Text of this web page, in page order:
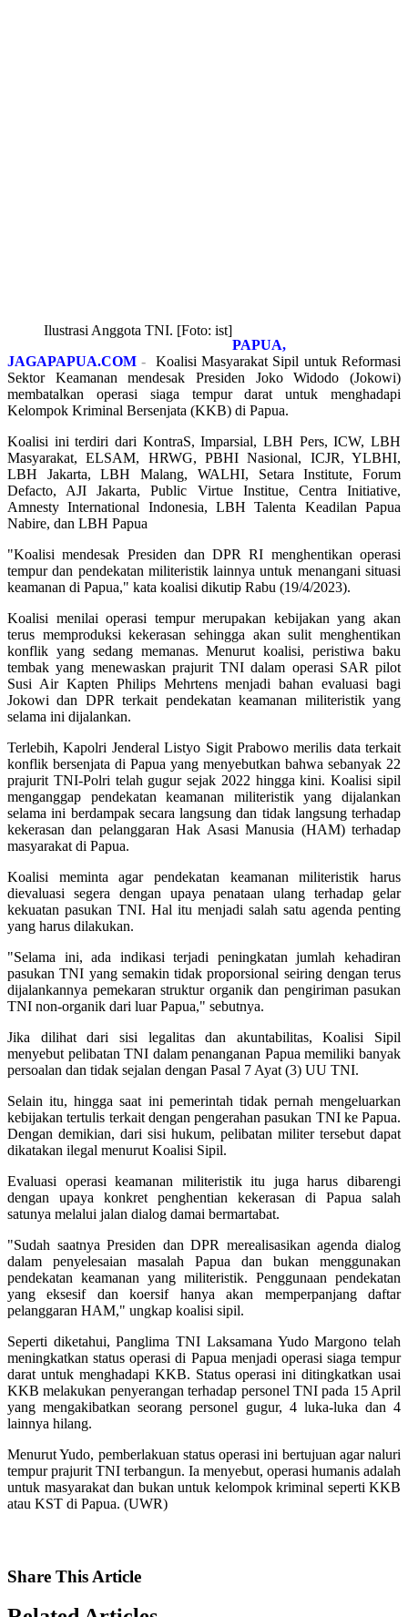
Ilustrasi Anggota TNI. [Foto: ist]
PAPUA,
JAGAPAPUA.COM -
Koalisi Masyarakat Sipil untuk Reformasi
Sektor Keamanan mendesak Presiden Joko Widodo (Jokowi)
membatalkan operasi siaga tempur darat untuk menghadapi
Kelompok Kriminal Bersenjata (KKB) di Papua.
Koalisi ini terdiri dari KontraS, Imparsial, LBH Pers, ICW, LBH
Masyarakat, ELSAM, HRWG, PBHI Nasional, ICJR, YLBHI,
LBH Jakarta, LBH Malang, WALHI, Setara Institute, Forum
Defacto, AJI Jakarta, Public Virtue Institue, Centra Initiative,
Amnesty International Indonesia, LBH Talenta Keadilan Papua
Nabire, dan LBH Papua
"Koalisi mendesak Presiden dan DPR RI menghentikan operasi
tempur dan pendekatan militeristik lainnya untuk menangani situasi
keamanan di Papua," kata koalisi dikutip Rabu (19/4/2023).
Koalisi menilai operasi tempur merupakan kebijakan yang akan
terus memproduksi kekerasan sehingga akan sulit menghentikan
konflik yang sedang memanas. Menurut koalisi, peristiwa baku
tembak yang menewaskan prajurit TNI dalam operasi SAR pilot
Susi Air Kapten Philips Mehrtens menjadi bahan evaluasi bagi
Jokowi dan DPR terkait pendekatan keamanan militeristik yang
selama ini dijalankan.
Terlebih, Kapolri Jenderal Listyo Sigit Prabowo merilis data terkait
konflik bersenjata di Papua yang menyebutkan bahwa sebanyak 22
prajurit TNI-Polri telah gugur sejak 2022 hingga kini. Koalisi sipil
menganggap pendekatan keamanan militeristik yang dijalankan
selama ini berdampak secara langsung dan tidak langsung terhadap
kekerasan dan pelanggaran Hak Asasi Manusia (HAM) terhadap
masyarakat di Papua.
Koalisi meminta agar pendekatan keamanan militeristik harus
dievaluasi segera dengan upaya penataan ulang terhadap gelar
kekuatan pasukan TNI. Hal itu menjadi salah satu agenda penting
yang harus dilakukan.
"Selama ini, ada indikasi terjadi peningkatan jumlah kehadiran
pasukan TNI yang semakin tidak proporsional seiring dengan terus
dijalankannya pemekaran struktur organik dan pengiriman pasukan
TNI non-organik dari luar Papua," sebutnya.
Jika dilihat dari sisi legalitas dan akuntabilitas, Koalisi Sipil
menyebut pelibatan TNI dalam penanganan Papua memiliki banyak
persoalan dan tidak sejalan dengan Pasal 7 Ayat (3) UU TNI.
Selain itu, hingga saat ini pemerintah tidak pernah mengeluarkan
kebijakan tertulis terkait dengan pengerahan pasukan TNI ke Papua.
Dengan demikian, dari sisi hukum, pelibatan militer tersebut dapat
dikatakan ilegal menurut Koalisi Sipil.
Evaluasi operasi keamanan militeristik itu juga harus dibarengi
dengan upaya konkret penghentian kekerasan di Papua salah
satunya melalui jalan dialog damai bermartabat.
"Sudah saatnya Presiden dan DPR merealisasikan agenda dialog
dalam penyelesaian masalah Papua dan bukan menggunakan
pendekatan keamanan yang militeristik. Penggunaan pendekatan
yang eksesif dan koersif hanya akan memperpanjang daftar
pelanggaran HAM," ungkap koalisi sipil.
Seperti diketahui, Panglima TNI Laksamana Yudo Margono telah
meningkatkan status operasi di Papua menjadi operasi siaga tempur
darat untuk menghadapi KKB. Status operasi ini ditingkatkan usai
KKB melakukan penyerangan terhadap personel TNI pada 15 April
yang mengakibatkan seorang personel gugur, 4 luka-luka dan 4
lainnya hilang.
Menurut Yudo, pemberlakuan status operasi ini bertujuan agar naluri
tempur prajurit TNI terbangun. Ia menyebut, operasi humanis adalah
untuk masyarakat dan bukan untuk kelompok kriminal seperti KKB
atau KST di Papua. (UWR)
Share This Article